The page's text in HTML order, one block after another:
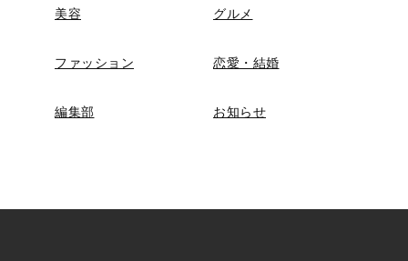
美容 グルメ
ファッション 恋愛・結婚
編集部 お知らせ